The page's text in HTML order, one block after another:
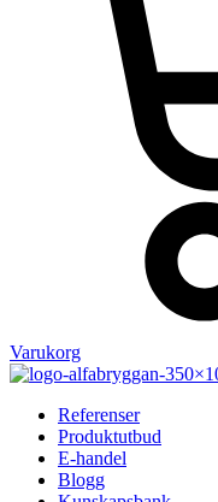
Varukorg
Referenser
Produktutbud
E-handel
Blogg